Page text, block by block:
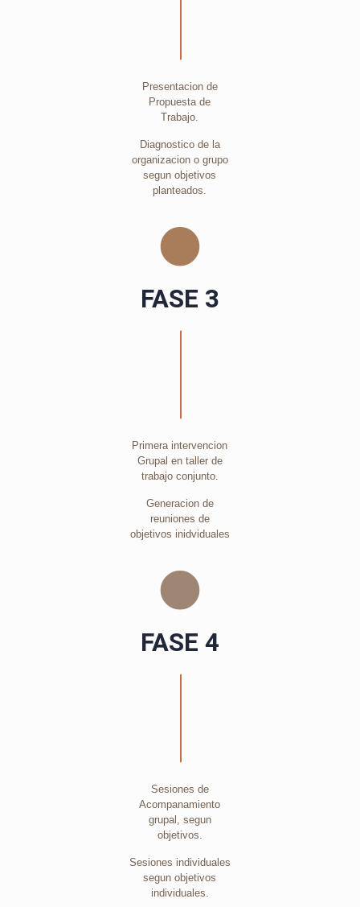
Presentacion de
Propuesta de
Trabajo.
Diagnostico de la
organizacion o grupo
segun objetivos
planteados.
FASE 3
Primera intervencion
Grupal en taller de
trabajo conjunto.
Generacion de
reuniones de
objetivos inidviduales
FASE 4
Sesiones de
Acompanamiento
grupal, segun
objetivos.
Sesiones individuales
segun objetivos
individuales.